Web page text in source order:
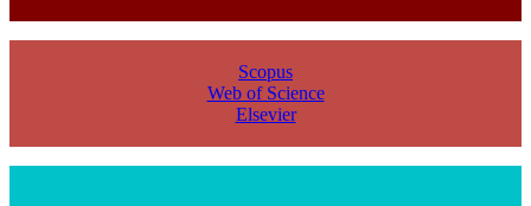
Scopus
Web of Science
Elsevier